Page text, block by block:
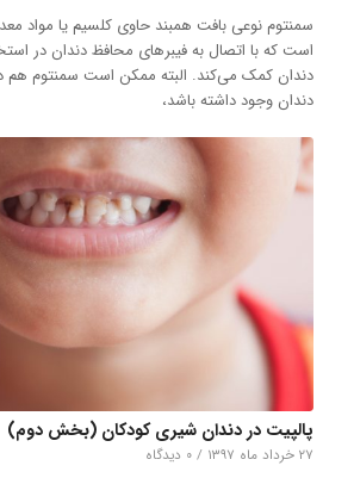
سمنتوم نوعی بافت همبند حاوی کلسیم یا مواد
است که با اتصال به فیبرهای محافظ دندان در
دندان کمک می‌کند. البته ممکن است سمنتوم هم
دندان وجود داشته باشد،
پالپیت در دندان‌ شیری کودکان (بخش دوم)
۲۷ خرداد ماه ۱۳۹۷ / ۰ دیدگاه